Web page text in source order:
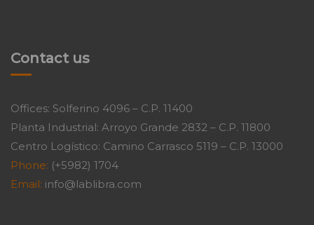
Contact us
Offices: Solferino 4096 – C.P. 11400
Planta Industrial: Arroyo Grande 2832 – C.P. 11800
Centro Logístico: Camino Carrasco 5119 – C.P. 13000
Phone: (+5982) 1704
Email: info@lablibra.com